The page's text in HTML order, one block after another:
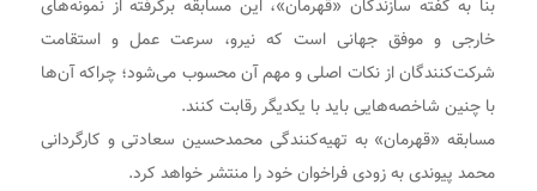
بنا به گفته سازندگان «قهرمان»، این مسابقه برگرفته از نمونه‌های
خارجی و موفق جهانی است که نیرو، سرعت عمل و استقامت
شرکت‌کنندگان از نکات اصلی و مهم آن محسوب می‌شود؛ چراکه آن‌ها
با چنین شاخصه‌هایی باید با یکدیگر رقابت کنند.
مسابقه «قهرمان» به تهیه‌کنندگی محمدحسین سعادتی و کارگردانی
محمد پیوندی به زودی فراخوان خود را منتشر خواهد کرد.